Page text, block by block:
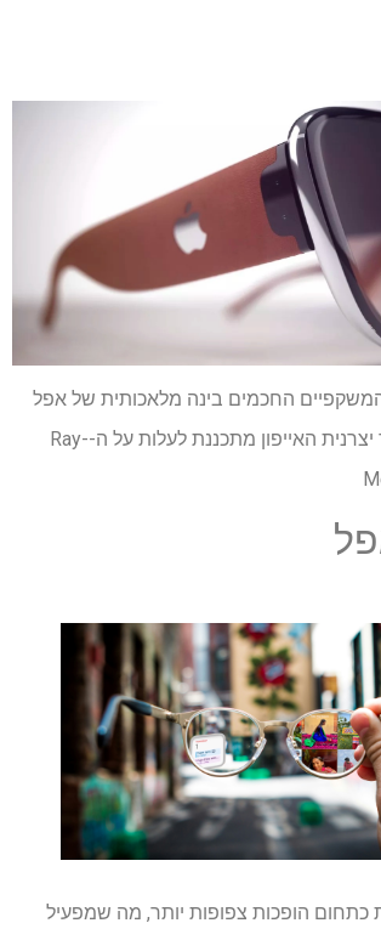
החכמים בינה מלאכותית של אפל
נחשפה: כיצד יצרנית האייפון מתכננת לעלות על ה-Ray-
הופכות צפופות יותר, מה שמפעיל